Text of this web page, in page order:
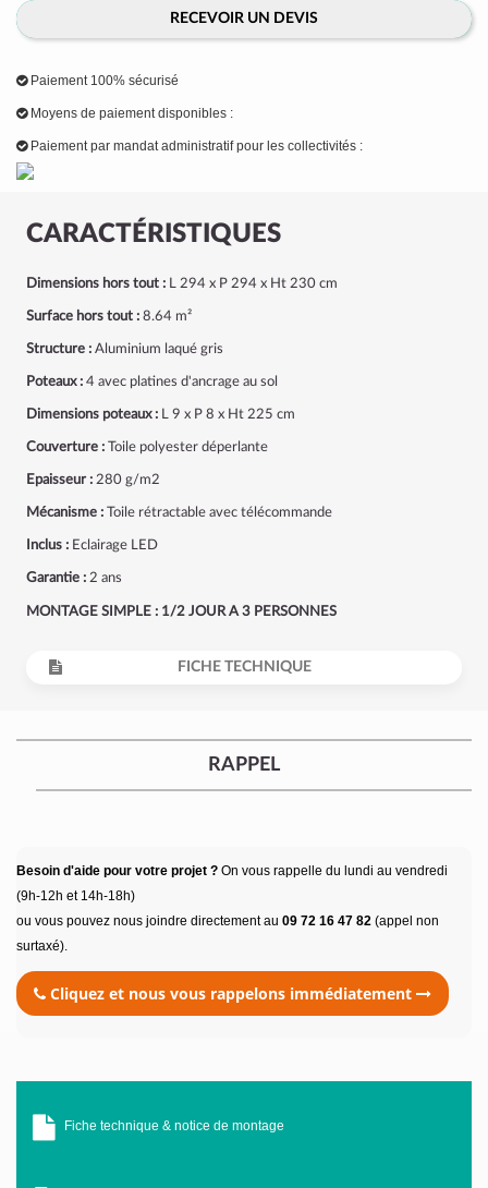
CARACTÉRISTIQUES
Dimensions hors tout : L 294 x P 294 x Ht 230 cm
Surface hors tout : 8.64 m²
Structure : Aluminium laqué gris
Poteaux : 4 avec platines d'ancrage au sol
Dimensions poteaux : L 9 x P 8 x Ht 225 cm
Couverture : Toile polyester déperlante
Epaisseur : 280 g/m2
Mécanisme : Toile rétractable avec télécommande
Inclus : Eclairage LED
Garantie : 2 ans
MONTAGE SIMPLE : 1/2 JOUR A 3 PERSONNES
FICHE TECHNIQUE
RECEVOIR UN DEVIS
Paiement 100% sécurisé
Moyens de paiement disponibles :
Paiement par mandat administratif pour les collectivités :
RAPPEL
Besoin d'aide pour votre projet ? On vous rappelle du lundi au vendredi
(9h-12h et 14h-18h)
ou vous pouvez nous joindre directement au 09 72 16 47 82 (appel non
surtaxé).
Cliquez et nous vous rappelons immédiatement
Fiche technique & notice de montage